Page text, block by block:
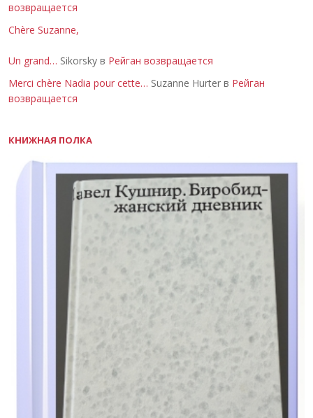
возвращается
Chère Suzanne,
Un grand… Sikorsky в Рейган возвращается
Merci chère Nadia pour cette… Suzanne Hurter в Рейган
возвращается
КНИЖНАЯ ПОЛКА